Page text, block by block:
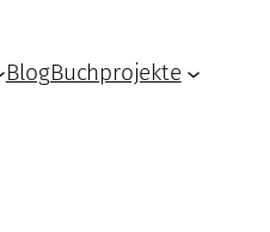
BlogBuchprojekte